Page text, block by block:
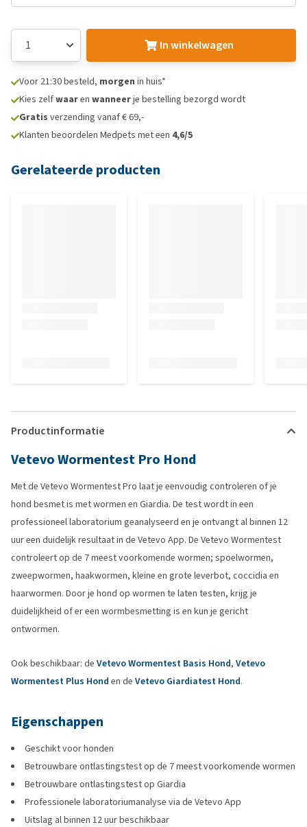
In winkelwagen
Voor 21:30 besteld, morgen in huis*
Kies zelfwaaren wanneerje bestelling bezorgd wordt
Gratis verzending vanaf € 69,-
Klanten beoordelen Medpets met een 4,6/5
Gerelateerde producten
Productinformatie
Vetevo Wormentest Pro Hond
Met de Vetevo Wormentest Pro laat je eenvoudig controleren of je
hond besmet is met wormen en Giardia. De test wordt in een
professioneel laboratorium geanalyseerd en je ontvangt al binnen 12
uur een duidelijk resultaat in de Vetevo App. De Vetevo Wormentest
controleert op de 7 meest voorkomende wormen; spoelwormen,
zweepwormen, haakwormen, kleine en grote leverbot, coccidia en
haarwormen. Door je hond op wormen te laten testen, krijg je
duidelijkheid of er een wormbesmetting is en kun je gericht
ontwormen.
Ook beschikbaar: de Vetevo Wormentest Basis Hond, Vetevo
Wormentest Plus Hond en de Vetevo Giardiatest Hond.
Eigenschappen
Geschikt voor honden
Betrouwbare ontlastingstest op de 7 meest voorkomende wormen
Betrouwbare ontlastingstest op Giardia
Professionele laboratoriumanalyse via de Vetevo App
Uitslag al binnen 12 uur beschikbaar